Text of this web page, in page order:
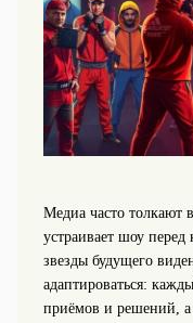
Медиа часто толкают
устраивает шоу
звезды будущего
адаптироваться:
приёмов и решений, а